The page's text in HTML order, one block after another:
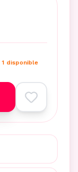
1 disponible